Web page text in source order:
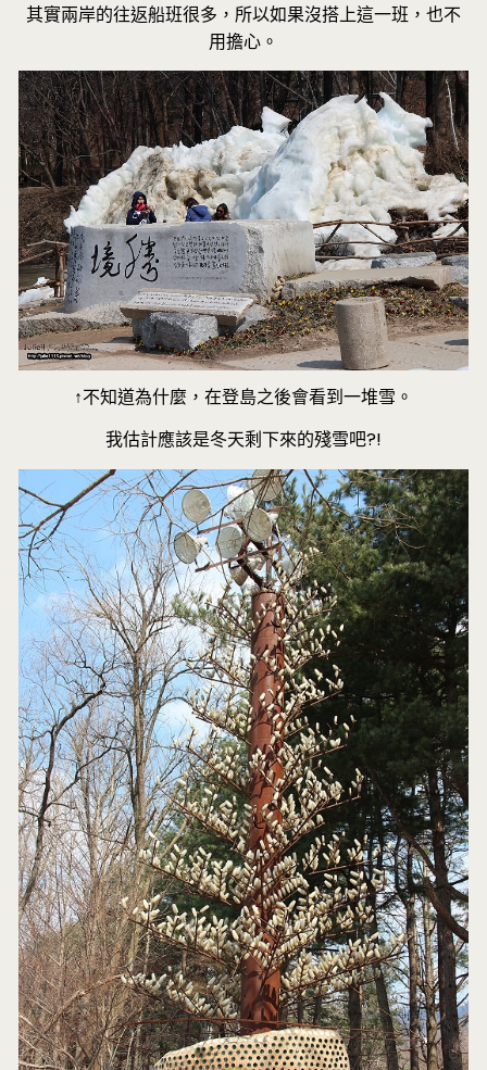
其實兩岸的往返船班很多，所以如果沒搭上這一班，也不
用擔心。
↑不知道為什麼，在登島之後會看到一堆雪。
我估計應該是冬天剩下來的殘雪吧?!